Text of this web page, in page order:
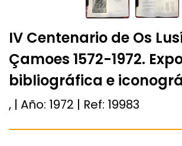
IV Centenario de Os
Çamoes 1572-1972.
bibliográfica e
, | Año: 1972 | Ref: 19983